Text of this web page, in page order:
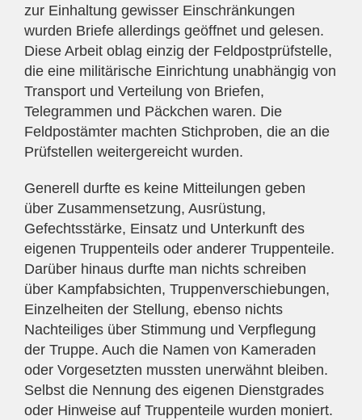
zur Einhaltung gewisser Einschränkungen
wurden Briefe allerdings geöffnet und gelesen.
Diese Arbeit oblag einzig der Feldpostprüfstelle,
die eine militärische Einrichtung unabhängig von
Transport und Verteilung von Briefen,
Telegrammen und Päckchen waren. Die
Feldpostämter machten Stichproben, die an die
Prüfstellen weitergereicht wurden.
Generell durfte es keine Mitteilungen geben
über Zusammensetzung, Ausrüstung,
Gefechtsstärke, Einsatz und Unterkunft des
eigenen Truppenteils oder anderer Truppenteile.
Darüber hinaus durfte man nichts schreiben
über Kampfabsichten, Truppenverschiebungen,
Einzelheiten der Stellung, ebenso nichts
Nachteiliges über Stimmung und Verpflegung
der Truppe. Auch die Namen von Kameraden
oder Vorgesetzten mussten unerwähnt bleiben.
Selbst die Nennung des eigenen Dienstgrades
oder Hinweise auf Truppenteile wurden moniert.